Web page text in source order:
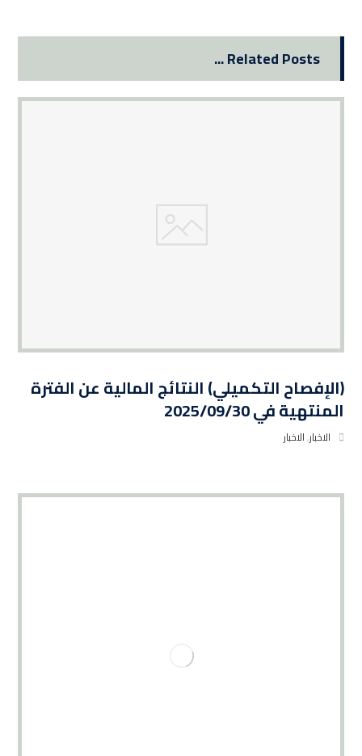
Related Posts ...
(الإفصاح التكميلي) النتائج المالية عن الفترة
المنتهية في 2025/09/30
الاخبار,الاخبار